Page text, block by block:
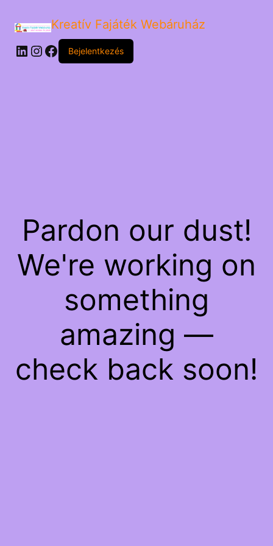
Kreatív Fajáték Webáruház
LinkedIn
Instagram
Facebook
Bejelentkezés
Pardon our dust!
We're working on
something
amazing —
check back soon!